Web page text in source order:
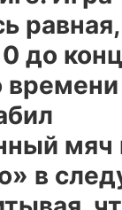
до
мяч
в